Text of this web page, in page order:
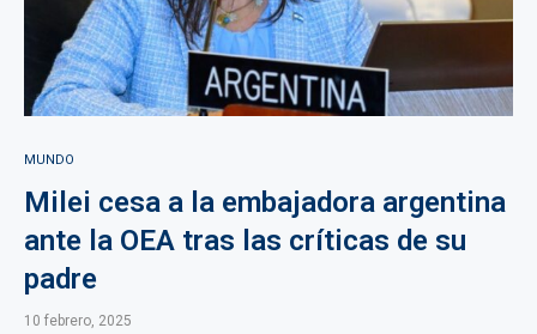
MUNDO
Milei cesa a la embajadora argentina
ante la OEA tras las críticas de su
padre
10 febrero, 2025